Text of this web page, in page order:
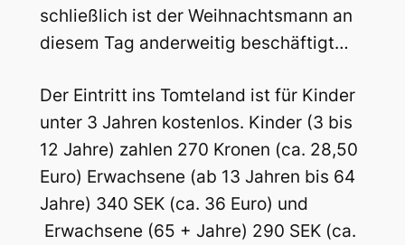
schließlich ist der Weihnachtsmann an
diesem Tag anderweitig beschäftigt…
Der Eintritt ins Tomteland ist für Kinder
unter 3 Jahren kostenlos. Kinder (3 bis
12 Jahre) zahlen 270 Kronen (ca. 28,50
Euro) Erwachsene (ab 13 Jahren bis 64
Jahre) 340 SEK (ca. 36 Euro) und
Erwachsene (65 + Jahre) 290 SEK (ca.